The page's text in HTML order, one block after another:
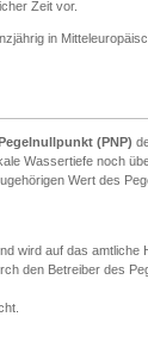
Zeit vor.
in
(PNP)
Wassertiefe noch
Wert des
wird auf das
den Betreiber des